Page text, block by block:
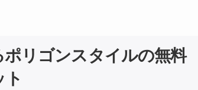
リゴンスタイルの無料